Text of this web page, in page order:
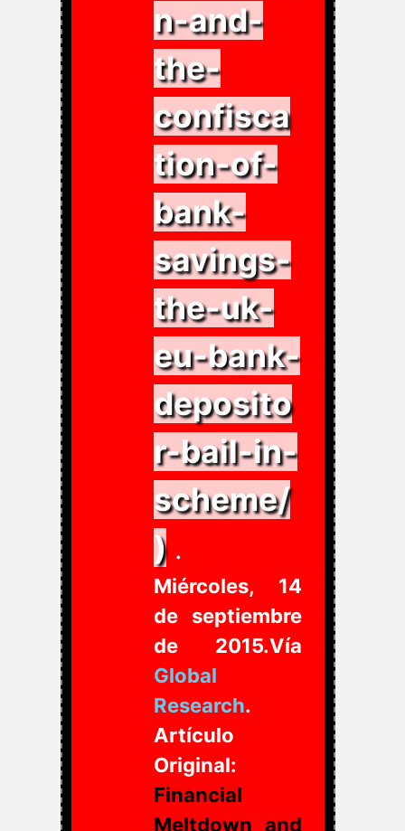
n-and-
the-
confisca
tion-of-
bank-
savings-
the-uk-
eu-bank-
deposito
r-bail-in-
scheme/
) .
Miércoles, 14
de septiembre
de 2015.Vía
Global
Research.
Artículo
Original:
Financial
Meltdown and